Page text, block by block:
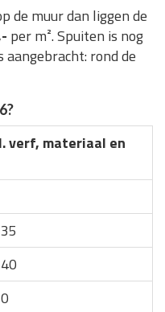
de muur dan liggen de
per m². Spuiten is nog
rond de
verf, materiaal en